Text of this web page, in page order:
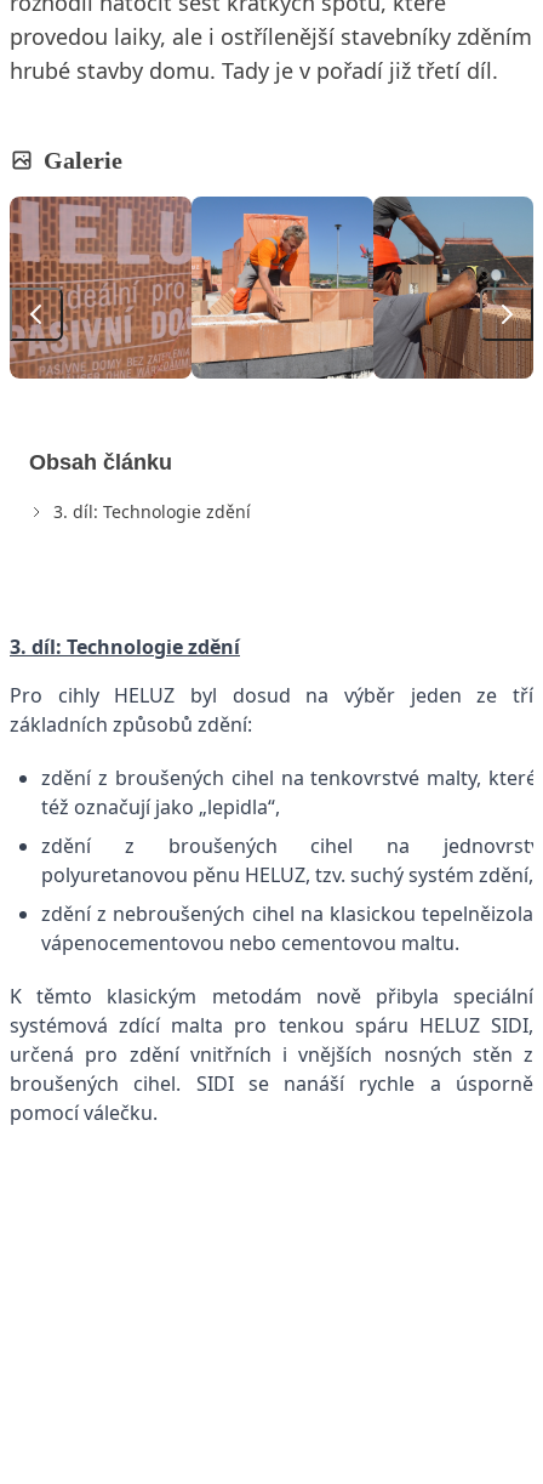
provedou laiky, ale i ostřílenější stavebníky zděním
hrubé stavby domu. Tady je v pořadí již třetí díl.
Galerie
Obsah článku
3. díl: Technologie zdění
3. díl: Technologie zdění
Pro cihly HELUZ byl dosud na výběr jeden ze tří
základních způsobů zdění:
zdění z broušených cihel na tenkovrstvé malty, které
též označují jako „lepidla“,
zdění z broušených cihel na
polyuretanovou pěnu HELUZ, tzv. suchý systém zdění,
zdění z nebroušených cihel na klasickou
vápenocementovou nebo cementovou maltu.
K těmto klasickým metodám nově přibyla speciální
systémová zdící malta pro tenkou spáru HELUZ SIDI,
určená pro zdění vnitřních i vnějších nosných stěn z
broušených cihel. SIDI se nanáší rychle a úsporně
pomocí válečku.